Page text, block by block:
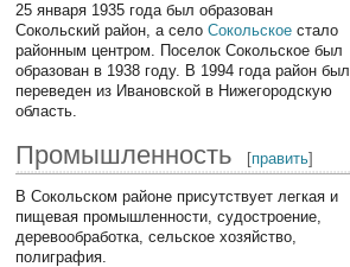
25 января 1935 года был образован
Сокольский район, а селоСокольское стало
районным центром. Поселок Сокольское был
образован в 1938 году. В 1994 года район был
переведен из Ивановской в Нижегородскую
область.
Промышленность [править]
В Сокольском районе присутствует легкая и
пищевая промышленности, судостроение,
деревообработка, сельское хозяйство,
полиграфия.